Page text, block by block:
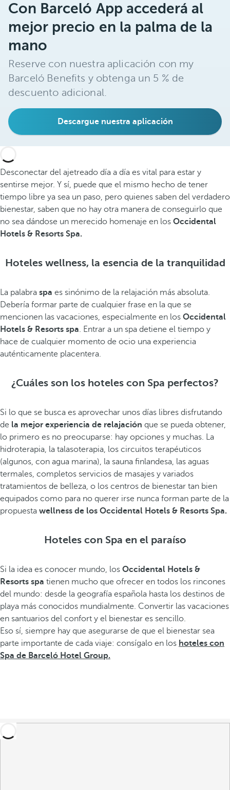
Con Barceló App accederá al
mejor precio en la palma de la
mano
Reserve con nuestra aplicación con my
Barceló Benefits y obtenga un 5 % de
descuento adicional.
Descargue nuestra aplicación
Desconectar del ajetreado día a día es vital para estar y
sentirse mejor. Y sí, puede que el mismo hecho de tener
tiempo libre ya sea un paso, pero quienes saben del verdadero
bienestar, saben que no hay otra manera de conseguirlo que
no sea dándose un merecido homenaje en los Occidental
Hotels & Resorts Spa.
Hoteles wellness, la esencia de la tranquilidad
La palabra spa es sinónimo de la relajación más absoluta.
Debería formar parte de cualquier frase en la que se
mencionen las vacaciones, especialmente en los Occidental
Hotels & Resorts spa. Entrar a un spa detiene el tiempo y
hace de cualquier momento de ocio una experiencia
auténticamente placentera.
¿Cuáles son los hoteles con Spa perfectos?
Si lo que se busca es aprovechar unos días libres disfrutando
de la mejor experiencia de relajación que se pueda obtener,
lo primero es no preocuparse: hay opciones y muchas. La
hidroterapia, la talasoterapia, los circuitos terapéuticos
(algunos, con agua marina), la sauna finlandesa, las aguas
termales, completos servicios de masajes y variados
tratamientos de belleza, o los centros de bienestar tan bien
equipados como para no querer irse nunca forman parte de la
propuesta wellness de los Occidental Hotels & Resorts Spa.
Hoteles con Spa en el paraíso
Si la idea es conocer mundo, los Occidental Hotels &
Resorts spa tienen mucho que ofrecer en todos los rincones
del mundo: desde la geografía española hasta los destinos de
playa más conocidos mundialmente. Convertir las vacaciones
en santuarios del confort y el bienestar es sencillo.
Eso sí, siempre hay que asegurarse de que el bienestar sea
parte importante de cada viaje: consígalo en los hoteles con
Spa de Barceló Hotel Group.